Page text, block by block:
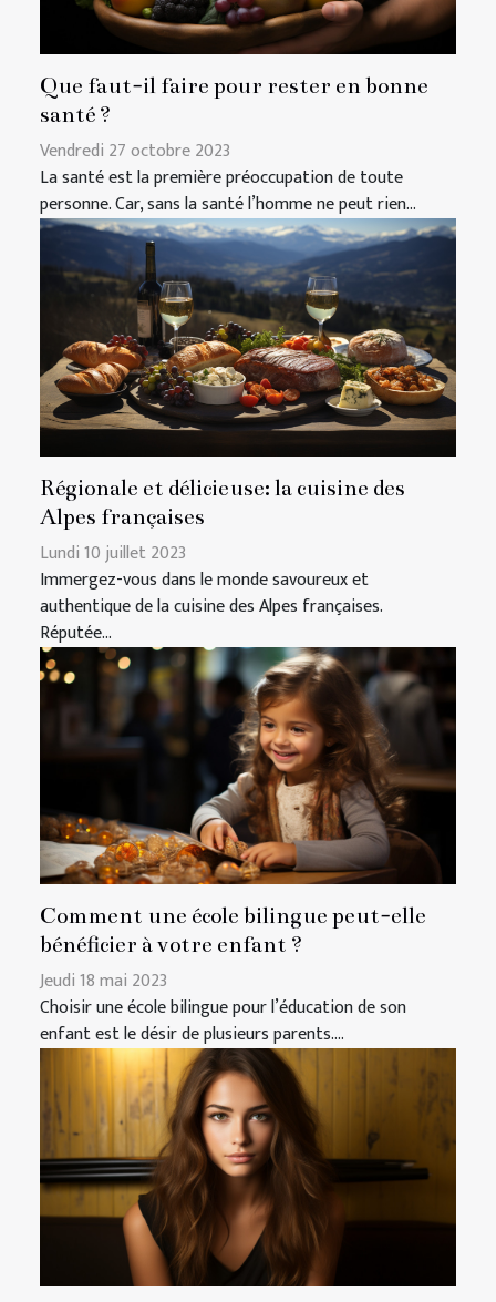
Que faut-il faire pour rester en bonne
santé ?
Vendredi 27 octobre 2023
La santé est la première préoccupation de toute
personne. Car, sans la santé l’homme ne peut rien...
Régionale et délicieuse: la cuisine des
Alpes françaises
Lundi 10 juillet 2023
Immergez-vous dans le monde savoureux et
authentique de la cuisine des Alpes françaises.
Réputée...
Comment une école bilingue peut-elle
bénéficier à votre enfant ?
Jeudi 18 mai 2023
Choisir une école bilingue pour l’éducation de son
enfant est le désir de plusieurs parents....